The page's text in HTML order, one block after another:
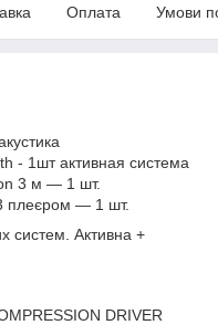
Оплата Умови
- 1шт активная система
3 м — 1 шт.
плеєром — 1 шт.
систем. Активна +
DRIVER